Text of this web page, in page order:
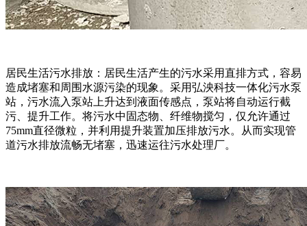
居民生活污水排放：居民生活产生的污水采用直排方式，容易
造成堵塞和周围水源污染的现象。采用弘泱科技一体化污水泵
站，污水流入泵站上升达到液面传感点，泵站将自动运行截
污、提升工作。将污水中固态物、纤维物搅匀，仅允许通过
75mm直径微粒，并利用提升装置加压排放污水。从而实现管
道污水排放流畅无堵塞，迅速运往污水处理厂。